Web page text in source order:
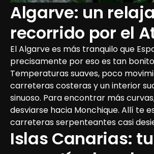
Algarve: un
recorrido por el
El Algarve es más tranquilo que
precisamente por eso es tan
Temperaturas suaves, poco
carreteras costeras y un interior
sinuoso. Para encontrar más
desviarse hacia Monchique. Allí te
carreteras serpenteantes casi
Islas Canarias: tu